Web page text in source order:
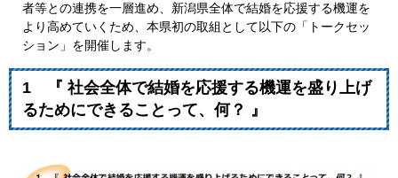
者等との連携を一層進め、新潟県全体で結婚を応援する機運を
より高めていくため、本県初の取組として以下の「トークセッ
ション」を開催します。
1
『 社会全体で結婚を応援する機運を盛り上げ
るためにできることって、何？ 』